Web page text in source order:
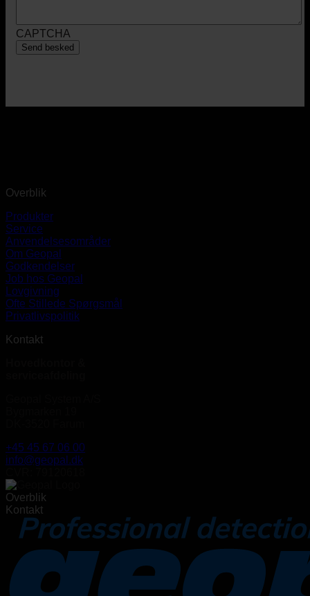
CAPTCHA
Overblik
Produkter
Service
Anvendelsesområder
Om Geopal
Godkendelser
Job hos Geopal
Lovgivning
Ofte Stillede Spørgsmål
Privatlivspolitik
Kontakt
+45 45 67 06 00
info@geopal.dk
Overblik
Kontakt